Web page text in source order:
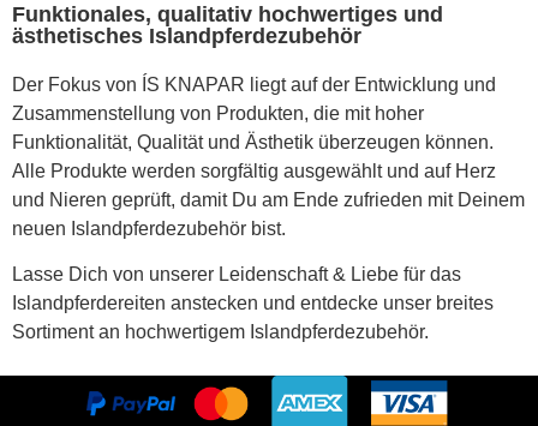
Funktionales, qualitativ hochwertiges und
ästhetisches Islandpferdezubehör
Der Fokus von ÍS KNAPAR liegt auf der Entwicklung und
Zusammenstellung von Produkten, die mit hoher
Funktionalität, Qualität und Ästhetik überzeugen können.
Alle Produkte werden sorgfältig ausgewählt und auf Herz
und Nieren geprüft, damit Du am Ende zufrieden mit Deinem
neuen Islandpferdezubehör bist.
Lasse Dich von unserer Leidenschaft & Liebe für das
Islandpferdereiten anstecken und entdecke unser breites
Sortiment an hochwertigem Islandpferdezubehör.